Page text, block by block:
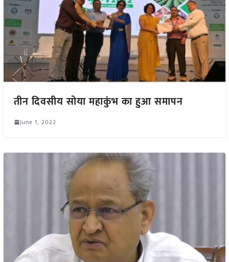
तीन दिवसीय सोया महाकुंभ का हुआ समापन
June 1, 2022